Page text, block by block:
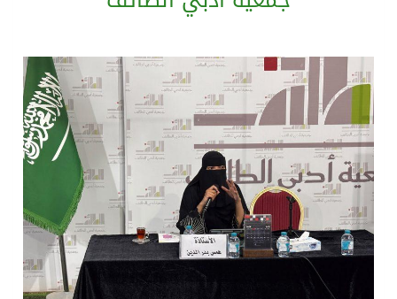
الفيفا – يعتذر عن آلية إدارة مقترح الحقوق التجارية لكأس العالم ويؤكد مراجعة الإجراءات
بدعم مغربي: مدرسة صيفية في القدس تمزج الحرف التقليدية بالذكاء الاصطناعي
الرئيس عبد الفتاح السيسى يستقبل ملك البحرين